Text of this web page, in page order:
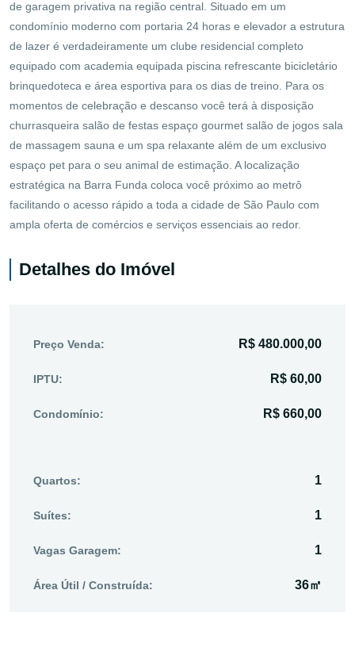
de garagem privativa na região central. Situado em um
condomínio moderno com portaria 24 horas e elevador a estrutura
de lazer é verdadeiramente um clube residencial completo
equipado com academia equipada piscina refrescante bicicletário
brinquedoteca e área esportiva para os dias de treino. Para os
momentos de celebração e descanso você terá à disposição
churrasqueira salão de festas espaço gourmet salão de jogos sala
de massagem sauna e um spa relaxante além de um exclusivo
espaço pet para o seu animal de estimação. A localização
estratégica na Barra Funda coloca você próximo ao metrô
facilitando o acesso rápido a toda a cidade de São Paulo com
ampla oferta de comércios e serviços essenciais ao redor.
Detalhes do Imóvel
Preço Venda: R$ 480.000,00
IPTU: R$ 60,00
Condomínio: R$ 660,00
Quartos: 1
Suítes: 1
Vagas Garagem: 1
Área Útil / Construída: 36㎡